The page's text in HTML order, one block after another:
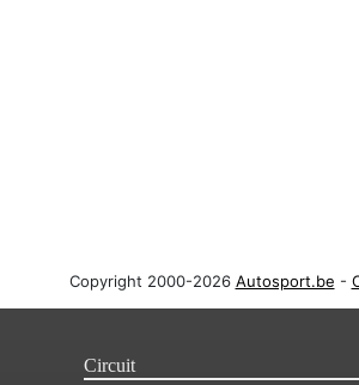
Copyright 2000-2026 Autosport.be -
Circuit